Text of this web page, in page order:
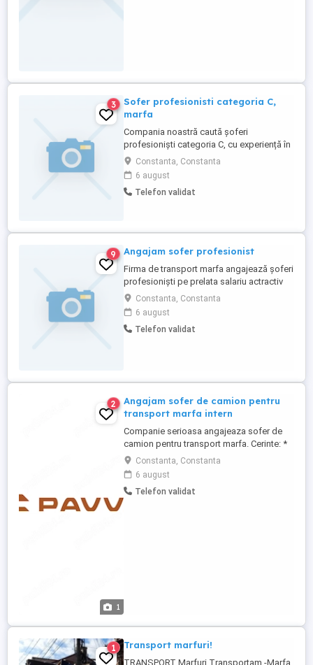
3
Sofer profesionisti categoria C,
marfa
Compania noastră caută șoferi
profesioniști categoria C, cu experiență în
transportul de marfă, pe perioada
determinata. **Responsabilități
principale:** * Asigurarea încărcării și
descărcării mărfurilor în mod
Constanta, Constanta
6 august
Telefon validat
9 Angajam sofer profesionist
Firma de transport marfa angajează șoferi
profesioniști pe prelata salariu actractiv
începând de la 7000
Constanta, Constanta
6 august
Telefon validat
1
2
Angajam sofer de camion pentru
transport marfa intern
Companie serioasa angajeaza sofer de
camion pentru transport marfa. Cerinte: *
Permis categoria C + E * Atestat
profesional marfa * Card tahograf *
Experienta constituie avantaj * Seriozitate
si responsabilitate Oferim: * Salariu 5.500
Constanta, Constanta
6 august
Telefon validat
1 Transport marfuri!
TRANSPORT Marfuri Transportam -Marfa